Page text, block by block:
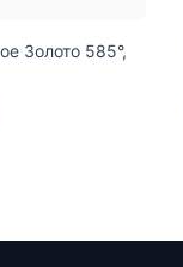
Золото 585°,